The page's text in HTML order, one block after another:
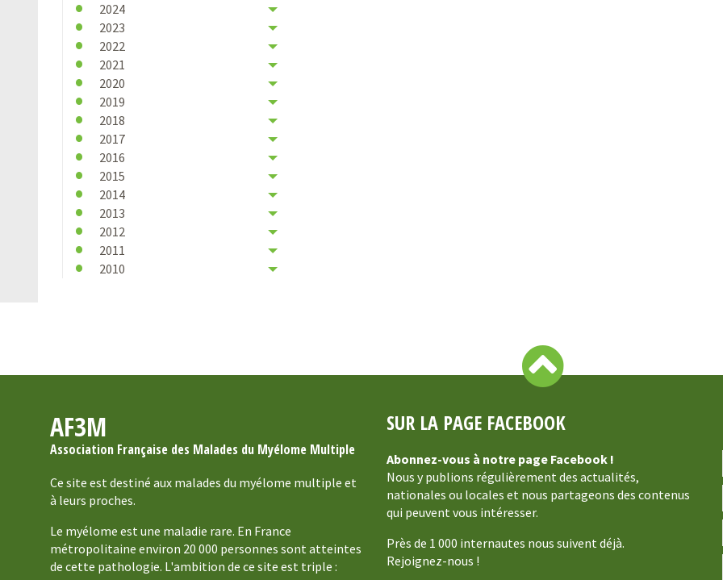
2024
2023
2022
2021
2020
2019
2018
2017
2016
2015
2014
2013
2012
2011
2010
AF3M
Association Française des Malades du Myélome Multiple
Ce site est destiné aux malades du myélome multiple et
à leurs proches.
Le myélome est une maladie rare. En France
métropolitaine environ 20 000 personnes sont atteintes
de cette pathologie. L'ambition de ce site est triple :
SUR LA PAGE FACEBOOK
Abonnez-vous à notre page Facebook !
Nous y publions régulièrement des actualités,
nationales ou locales et nous partageons des contenus
qui peuvent vous intéresser.
Près de 1 000 internautes nous suivent déjà.
Rejoignez-nous !